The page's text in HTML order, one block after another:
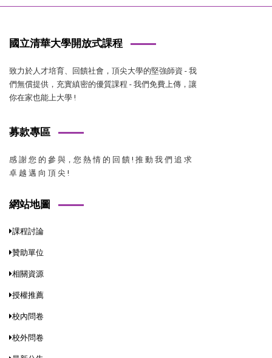
國立清華大學開放式課程
致力於人才培育、回饋社會，頂尖大學的堅強師資 - 我
們無償提供，充實縝密的優質課程 - 我們免費上傳，讓
你在家也能上大學 !
募款專區
感 謝 您 的 參 與，您 熱 情 的 回 饋 ! 推 動 我 們 追 求
卓 越 邁 向 頂 尖 !
網站地圖
課程討論
贊助單位
相關資源
授權推薦
校內問卷
校外問卷